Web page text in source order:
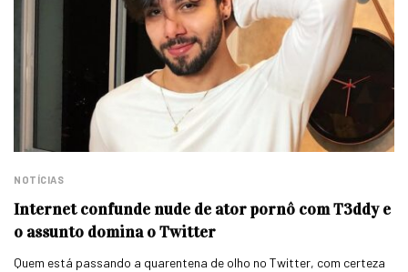
NOTÍCIAS
Internet confunde nude de ator pornô com T3ddy e
o assunto domina o Twitter
Quem está passando a quarentena de olho no Twitter, com certeza